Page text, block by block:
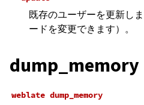
既存のユーザーを更新し
ードを変更できます）。
dump_memory
weblate dump_memory